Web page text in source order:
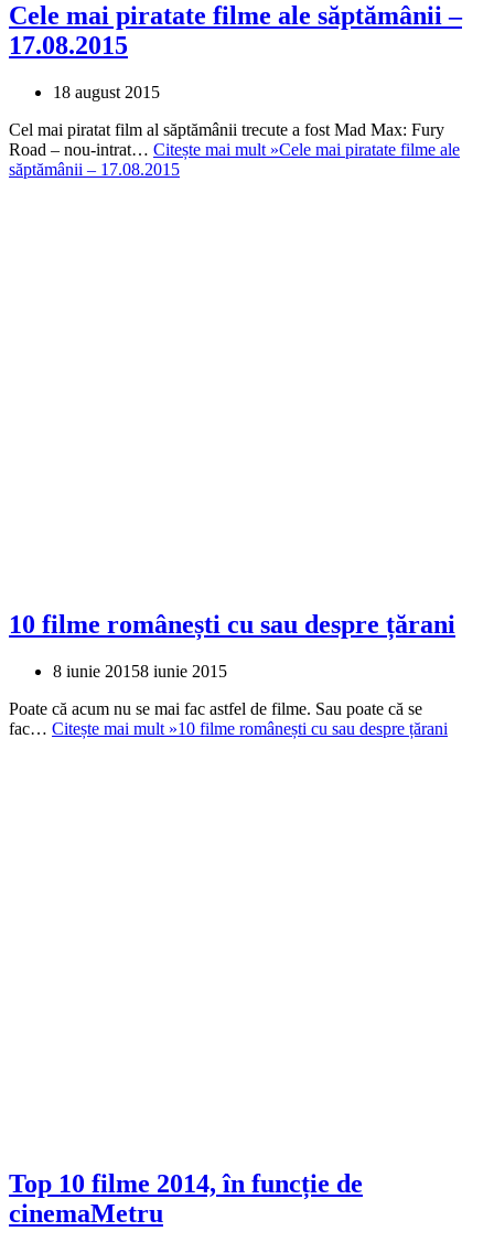
Cele mai piratate filme ale săptămânii –
17.08.2015
18 august 2015
Cel mai piratat film al săptămânii trecute a fost Mad Max: Fury
Road – nou-intrat… Citește mai mult »Cele mai piratate filme ale
săptămânii – 17.08.2015
10 filme românești cu sau despre țărani
8 iunie 20158 iunie 2015
Poate că acum nu se mai fac astfel de filme. Sau poate că se
fac… Citește mai mult »10 filme românești cu sau despre țărani
Top 10 filme 2014, în funcție de
cinemaMetru